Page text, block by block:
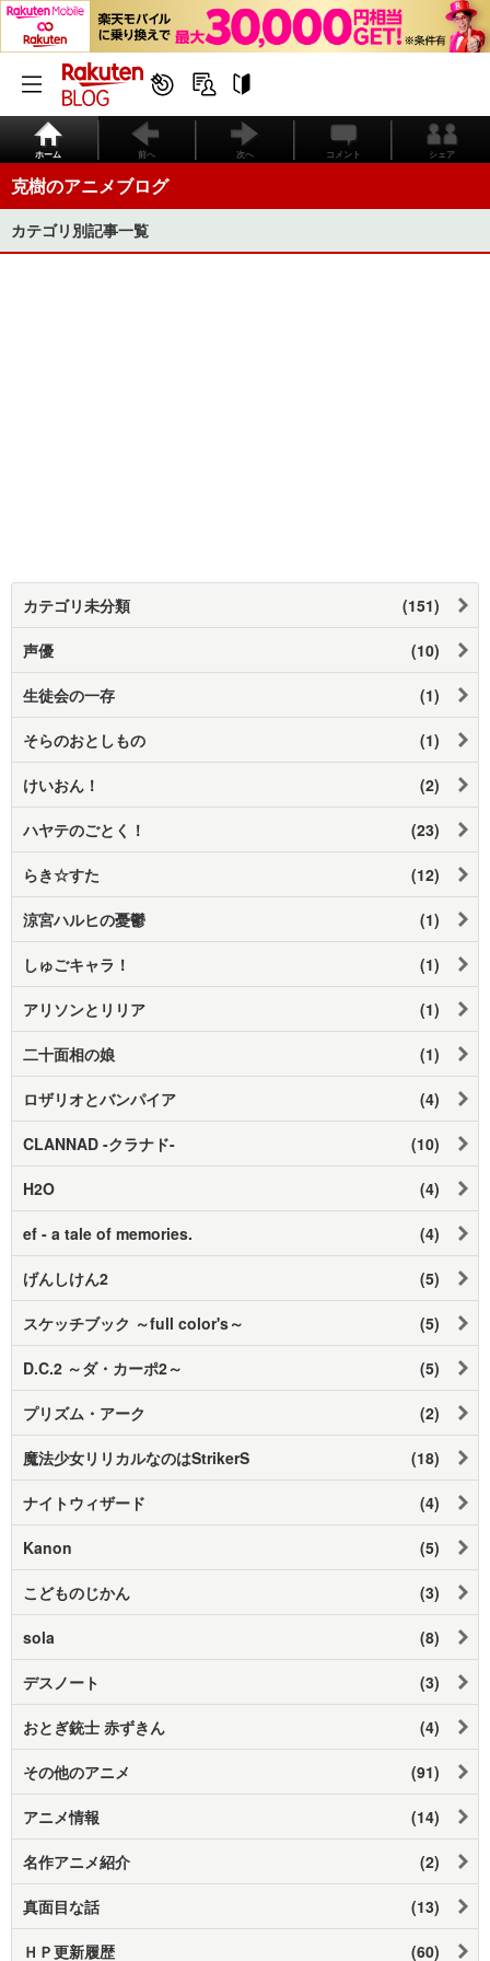
ホーム 前へ 次へ コメント シェア
克樹のアニメブログ
カテゴリ別記事一覧
カテゴリ未分類 (151)
声優 (10)
生徒会の一存 (1)
そらのおとしもの (1)
けいおん！ (2)
ハヤテのごとく！ (23)
らき☆すた (12)
涼宮ハルヒの憂鬱 (1)
しゅごキャラ！ (1)
アリソンとリリア (1)
二十面相の娘 (1)
ロザリオとバンパイア (4)
CLANNAD -クラナド- (10)
H2O (4)
ef - a tale of memories. (4)
げんしけん2 (5)
スケッチブック ～full color's～ (5)
D.C.2 ～ダ・カーポ2～ (5)
プリズム・アーク (2)
魔法少女リリカルなのはStrikerS (18)
ナイトウィザード (4)
Kanon (5)
こどものじかん (3)
sola (8)
デスノート (3)
おとぎ銃士 赤ずきん (4)
その他のアニメ (91)
アニメ情報 (14)
名作アニメ紹介 (2)
真面目な話 (13)
ＨＰ更新履歴 (60)